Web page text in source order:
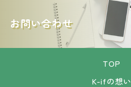
お問い合わせ
TOP
K-ifの想い